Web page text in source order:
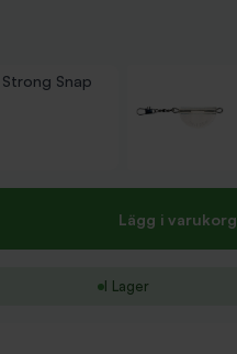
Snap
Lägg i varukorg
I Lager